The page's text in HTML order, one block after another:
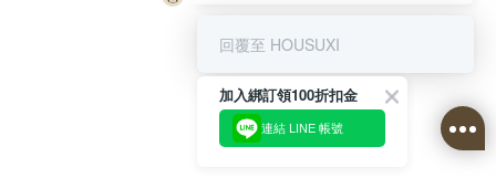
回覆至 HOUSUXI
加入綁訂領100折扣金
連結 LINE 帳號